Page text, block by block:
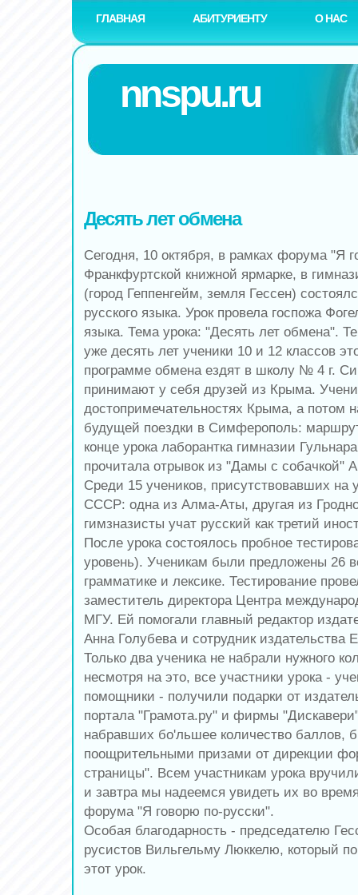
ГЛАВНАЯ АБИТУРИЕНТУ О НАС
nnspu.ru
Десять лет обмена
Сегодня, 10 октября, в рамках форума "Я
Франкфуртской книжной ярмарке, в
(город Геппенгейм, земля Гессен)
русского языка. Урок провела госпожа
языка. Тема урока: "Десять лет обмена".
уже десять лет ученики 10 и 12 классов
программе обмена ездят в школу № 4 г.
принимают у себя друзей из Крыма.
достопримечательностях Крыма, а потом
будущей поездки в Симферополь:
конце урока лаборантка гимназии
прочитала отрывок из "Дамы с собачкой"
Среди 15 учеников, присутствовавших на
СССР: одна из Алма-Аты, другая из
гимзназисты учат русский как третий
После урока состоялось пробное
уровень). Ученикам были предложены 26
грамматике и лексике. Тестирование
заместитель директора Центра
МГУ. Ей помогали главный редактор
Анна Голубева и сотрудник издательства
Только два ученика не набрали нужного
несмотря на это, все участники урока -
помощники - получили подарки от
портала "Грамота.ру" и фирмы
набравших бо'льшее количество баллов,
поощрительными призами от дирекции
страницы". Всем участникам урока
и завтра мы надеемся увидеть их во
форума "Я говорю по-русски".
Особая благодарность - председателю
русистов Вильгельму Люккелю, который
этот урок.